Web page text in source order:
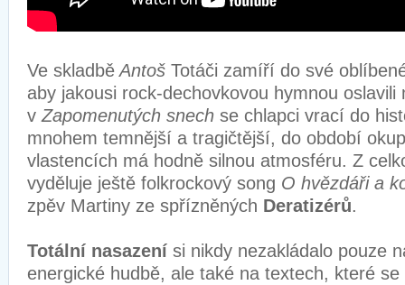
Ve skladbě Antoš Totáči zamíří do své
aby jakousi rock-dechovkovou hymnou
v Zapomenutých snech se chlapci vrací do
mnohem temnější a tragičtější, do období
vlastencích má hodně silnou atmosféru. Z
vyděluje ještě folkrockový song O hvězdáři a
zpěv Martiny ze spřízněných Deratizérů.
Totální nasazení si nikdy nezakládalo pouze
energické hudbě, ale také na textech, které